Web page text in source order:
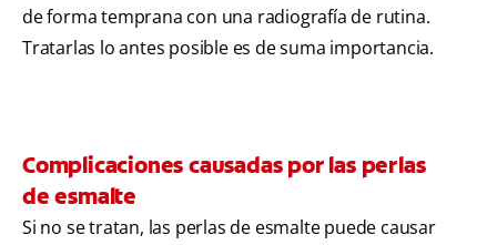
de forma temprana con una radiografía de rutina.
Tratarlas lo antes posible es de suma importancia.
Complicaciones causadas por las perlas
de esmalte
Si no se tratan, las perlas de esmalte puede causar